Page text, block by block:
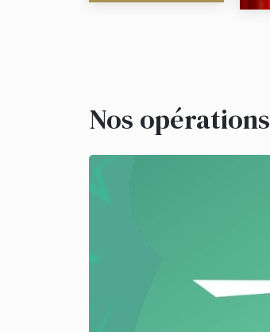
Nos opérations